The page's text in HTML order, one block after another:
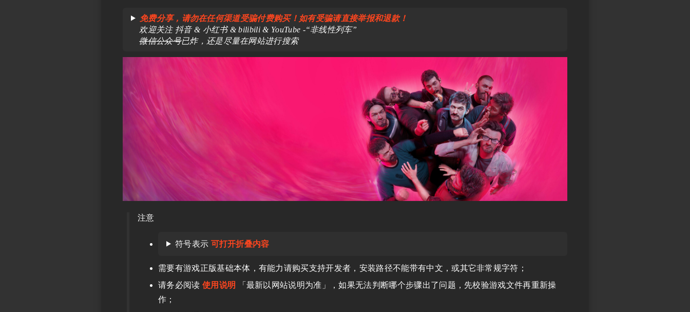
免费分享，请勿在任何渠道受骗付费购买！如有受骗请直接举报和退款！
欢迎关注 抖音 & 小红书 & bilibili & YouTube -“非线性列车”
微信公众号已炸，还是尽量在网站进行搜索
注意
符号表示 可打开折叠内容
需要有游戏正版基础本体，有能力请购买支持开发者，安装路径不能带有中文，或其它非常规字符；
请务必阅读 使用说明
「最新以网站说明为准」，如果无法判断哪个步骤出了问题，先校验游戏文件再重新操
作；